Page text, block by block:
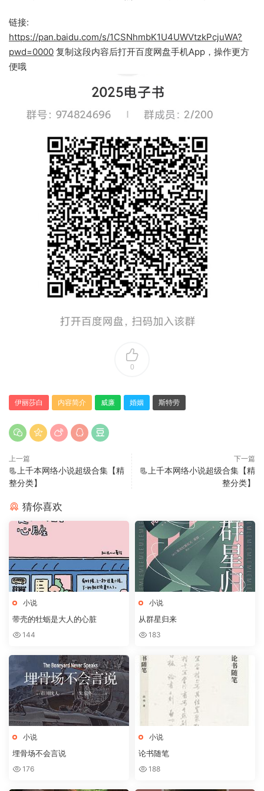
链接:
https://pan.baidu.com/s/1CSNhmbK1U4UWVtzkPcjuWA?
pwd=0000 复制这段内容后打开百度网盘手机App，操作更方
便哦
0
伊丽莎白 内容简介 威廉 婚姻 斯特劳
上一篇
📃上千本网络小说超级合集【精
整分类】
下一篇
📃上千本网络小说超级合集【精
整分类】
猜你喜欢
小说
带壳的牡蛎是大人的心脏
144
小说
从群星归来
183
小说
埋骨场不会言说
176
小说
论书随笔
188